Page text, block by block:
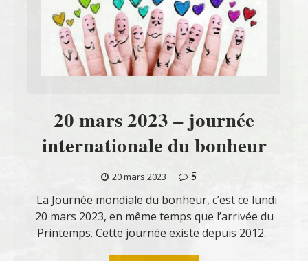
20 mars 2023 – journée
internationale du bonheur
20 mars 2023
5
La Journée mondiale du bonheur, c’est ce lundi
20 mars 2023, en même temps que l’arrivée du
Printemps. Cette journée existe depuis 2012.